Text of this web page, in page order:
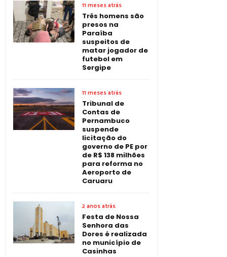
11 meses atrás
Três homens são
presos na
Paraíba
suspeitos de
matar jogador de
futebol em
Sergipe
11 meses atrás
Tribunal de
Contas de
Pernambuco
suspende
licitação do
governo de PE por
de R$ 138 milhões
para reforma no
Aeroporto de
Caruaru
2 anos atrás
Festa de Nossa
Senhora das
Dores é realizada
no município de
Casinhas